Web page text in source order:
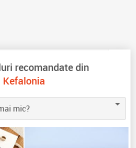
recomandate din
Kefalonia
mic?